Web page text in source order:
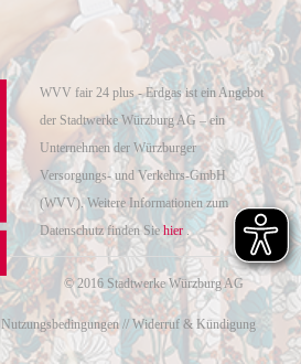
WVV fair 24 plus - Erdgas ist ein Angebot
der Stadtwerke Würzburg AG – ein
Unternehmen der Würzburger
Versorgungs- und Verkehrs-GmbH
(WVV). Weitere Informationen zum
Datenschutz finden Siehier .
© 2016 Stadtwerke Würzburg AG
Nutzungsbedingungen // Widerruf & Kündigung